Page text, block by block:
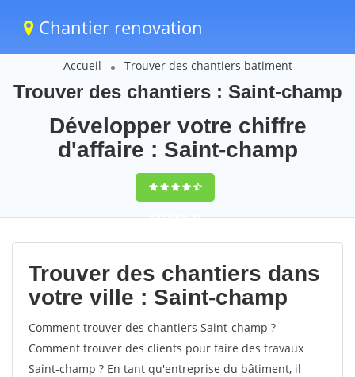
Chantier renovation
Accueil Trouver des chantiers batiment
Trouver des chantiers : Saint-champ
Développer votre chiffre
d'affaire : Saint-champ
9,5(100%)64
votes
Trouver des chantiers dans
votre ville : Saint-champ
Comment trouver des chantiers Saint-champ ?
Comment trouver des clients pour faire des travaux
Saint-champ ? En tant qu'entreprise du bâtiment, il